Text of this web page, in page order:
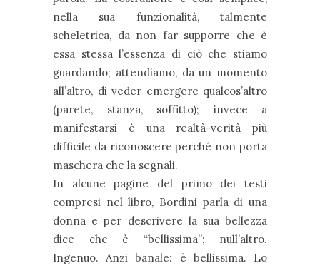
nella sua funzionalità, talmente
scheletrica, da non far supporre che è
essa stessa l’essenza di ciò che stiamo
guardando; attendiamo, da un momento
all’altro, di veder emergere qualcos’altro
(parete, stanza, soffitto); invece a
manifestarsi è una realtà-verità più
difficile da riconoscere perché non porta
maschera che la segnali.
In alcune pagine del primo dei testi
compresi nel libro, Bordini parla di una
donna e per descrivere la sua bellezza
dice che è “bellissima”; null’altro.
Ingenuo. Anzi banale: è bellissima. Lo